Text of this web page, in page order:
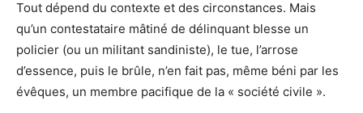
Tout dépend du contexte et des circonstances. Mais
qu’un contestataire mâtiné de délinquant blesse un
policier (ou un militant sandiniste), le tue, l’arrose
d’essence, puis le brûle, n’en fait pas, même béni par les
évêques, un membre pacifique de la « société civile ».